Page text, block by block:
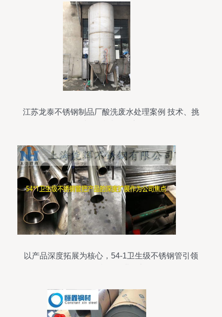
江苏龙泰不锈钢制品厂酸洗废水处理案例 技术、挑
以产品深度拓展为核心，54-1卫生级不锈钢管引领